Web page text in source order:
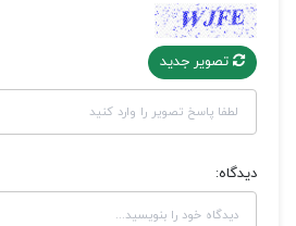
تصویر جدید
دیدگاه: